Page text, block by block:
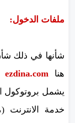
ملفات الدخول:
شأنها في ذلك
هنا ezdina.com
يشمل بروتوكول
خدمة الانترنت